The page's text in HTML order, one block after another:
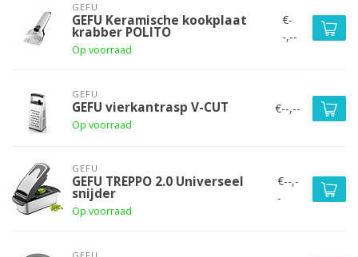
GEFU
GEFU Keramische kookplaat
krabber POLITO
Op voorraad
€-
-,--
GEFU
GEFU vierkantrasp V-CUT
Op voorraad
€--,--
GEFU
GEFU TREPPO 2.0 Universeel
snijder
Op voorraad
€--,-
-
GEFU